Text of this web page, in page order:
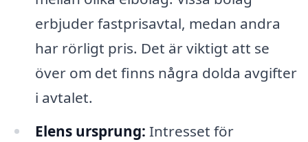
erbjuder fastprisavtal, medan andra
har rörligt pris. Det är viktigt att se
över om det finns några dolda avgifter
i avtalet.
Elens ursprung: Intresset för